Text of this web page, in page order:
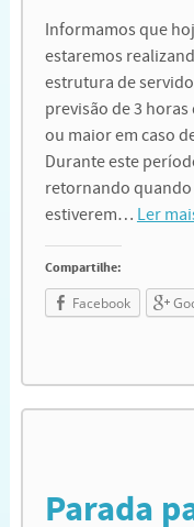
Informamos que
estaremos
estrutura de
previsão de 3
ou maior em caso
Durante este
retornando
estiverem… Ler
Compartilhe:
Facebook
Parada